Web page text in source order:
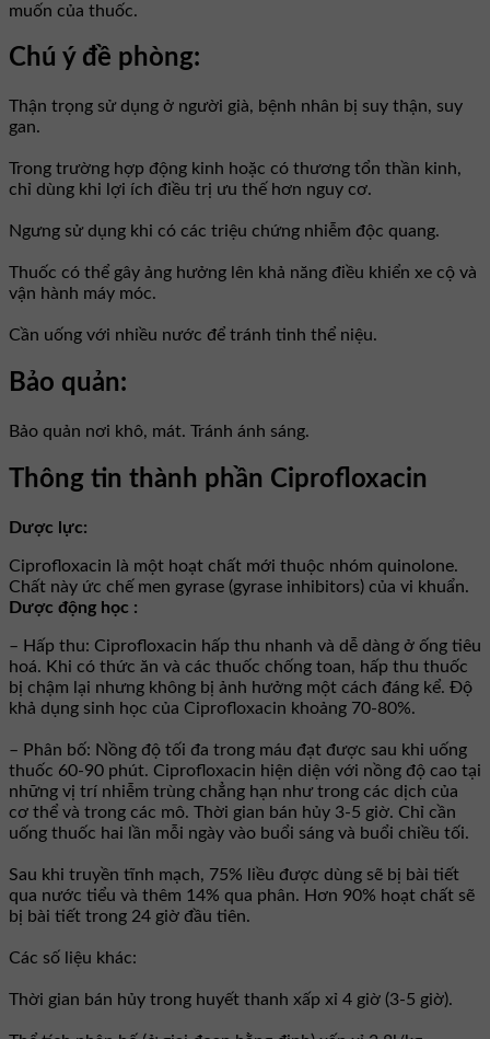
muốn của thuốc.
Chú ý đề phòng:
Thận trọng sử dụng ở người già, bệnh nhân bị suy thận, suy
gan.
Trong trường hợp động kinh hoặc có thương tổn thần kinh,
chỉ dùng khi lợi ích điều trị ưu thế hơn nguy cơ.
Ngưng sử dụng khi có các triệu chứng nhiễm độc quang.
Thuốc có thể gây ảng hưởng lên khả năng điều khiển xe cộ và
vận hành máy móc.
Cần uống với nhiều nước để tránh tinh thể niệu.
Bảo quản:
Bảo quản nơi khô, mát. Tránh ánh sáng.
Thông tin thành phần Ciprofloxacin
Dược lực:
Ciprofloxacin là một hoạt chất mới thuộc nhóm quinolone.
Chất này ức chế men gyrase (gyrase inhibitors) của vi khuẩn.
Dược động học :
– Hấp thu: Ciprofloxacin hấp thu nhanh và dễ dàng ở ống tiêu
hoá. Khi có thức ăn và các thuốc chống toan, hấp thu thuốc
bị chậm lại nhưng không bị ảnh hưởng một cách đáng kể. Ðộ
khả dụng sinh học của Ciprofloxacin khoảng 70-80%.
– Phân bố: Nồng độ tối đa trong máu đạt được sau khi uống
thuốc 60-90 phút. Ciprofloxacin hiện diện với nồng độ cao tại
những vị trí nhiễm trùng chẳng hạn như trong các dịch của
cơ thể và trong các mô. Thời gian bán hủy 3-5 giờ. Chỉ cần
uống thuốc hai lần mỗi ngày vào buổi sáng và buổi chiều tối.
Sau khi truyền tĩnh mạch, 75% liều được dùng sẽ bị bài tiết
qua nước tiểu và thêm 14% qua phân. Hơn 90% hoạt chất sẽ
bị bài tiết trong 24 giờ đầu tiên.
Các số liệu khác:
Thời gian bán hủy trong huyết thanh xấp xỉ 4 giờ (3-5 giờ).